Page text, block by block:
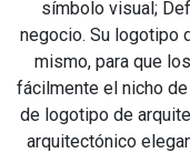
símbolo visual;
negocio. Su logotipo
mismo, para que
fácilmente el nicho
de logotipo de
arquitectónico